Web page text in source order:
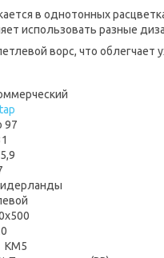
в однотонных
использовать разные
ворс, что облегчает
97